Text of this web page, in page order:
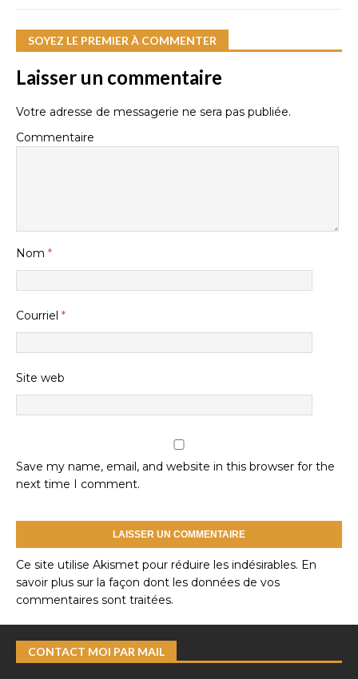
SOYEZ LE PREMIER À COMMENTER
Laisser un commentaire
Votre adresse de messagerie ne sera pas publiée.
Commentaire
Nom *
Courriel *
Site web
Save my name, email, and website in this browser for the
next time I comment.
Ce site utilise Akismet pour réduire les indésirables. En
savoir plus sur la façon dont les données de vos
commentaires sont traitées.
CONTACT MOI PAR MAIL